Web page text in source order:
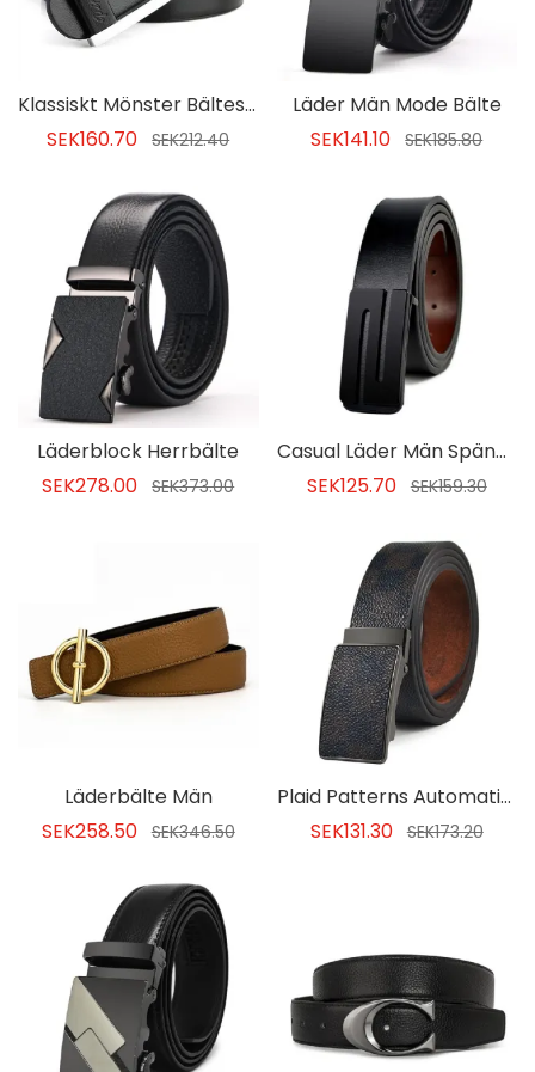
Klassiskt Mönster Bältesbälte För Män
SEK160.70
SEK212.40
Läder Män Mode Bälte
SEK141.10
SEK185.80
Läderblock Herrbälte
SEK278.00
SEK373.00
Casual Läder Män Spänne
SEK125.70 SEK159.30
Läderbälte Män
SEK258.50 SEK346.50
Plaid Patterns Automatic Buckle Men's Belt
SEK131.30 SEK173.20